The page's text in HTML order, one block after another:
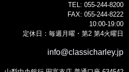
TEL: 055-244-8200
FAX: 055-244-8222
10:00-19:00
定休日：毎週月曜・第2 第4火曜日
info@classicharley.jp